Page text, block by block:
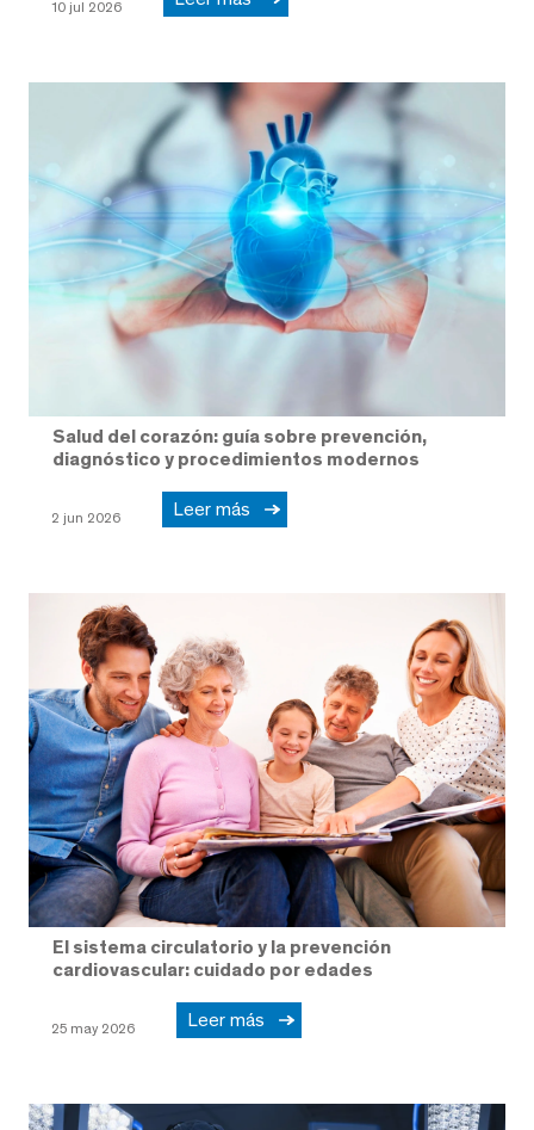
10 jul 2026
Salud del corazón: guía sobre prevención,
diagnóstico y procedimientos modernos
2 jun 2026 Leer más
El sistema circulatorio y la prevención
cardiovascular: cuidado por edades
25 may 2026 Leer más